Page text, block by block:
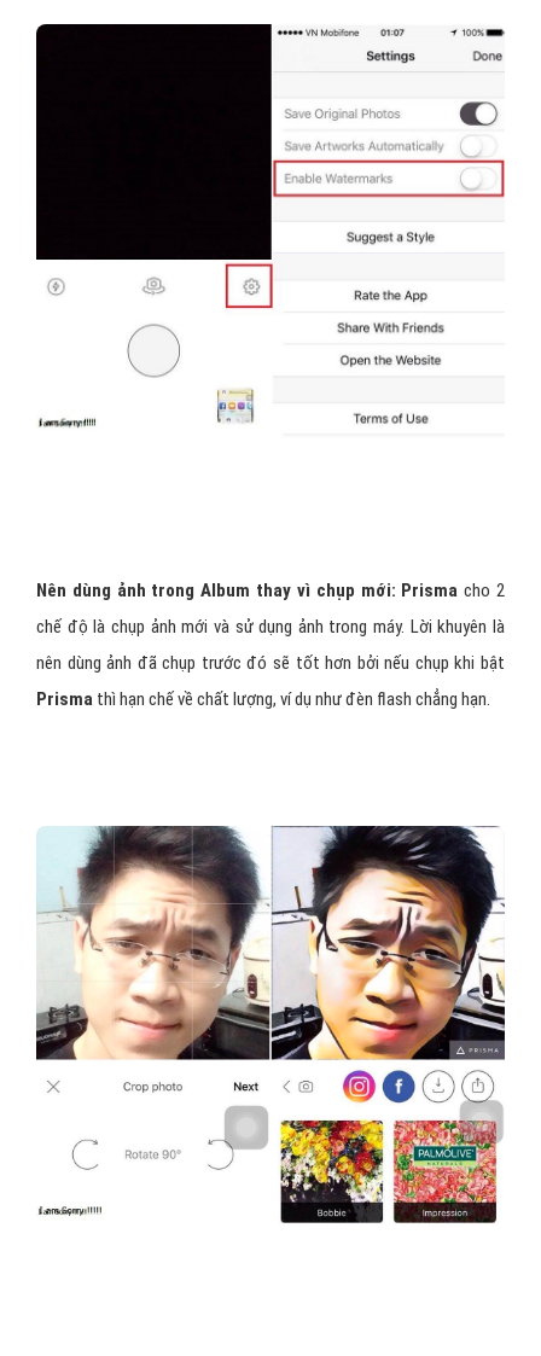
Nên dùng ảnh trong Album thay vì chụp mới: Prisma cho 2
chế độ là chụp ảnh mới và sử dụng ảnh trong máy. Lời khuyên là
nên dùng ảnh đã chụp trước đó sẽ tốt hơn bởi nếu chụp khi bật
Prisma thì hạn chế về chất lượng, ví dụ như đèn flash chẳng hạn.